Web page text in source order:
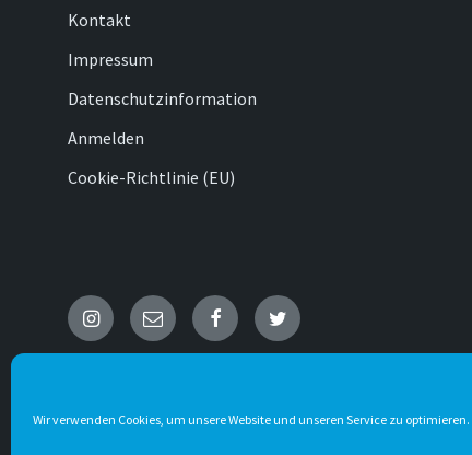
Wir verwenden Cookies, um unsere Website und unseren Service zu optimieren.
Kontakt
Impressum
Datenschutzinformation
Anmelden
Cookie-Richtlinie (EU)
Instagram
E- FacebookTwitter